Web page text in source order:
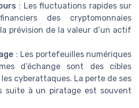
: Les fluctuations rapides sur
des cryptomonnaies
prévision de la valeur d’un actif
: Les portefeuilles numériques
d’échange sont des cibles
cyberattaques. La perte de ses
suite à un piratage est souvent